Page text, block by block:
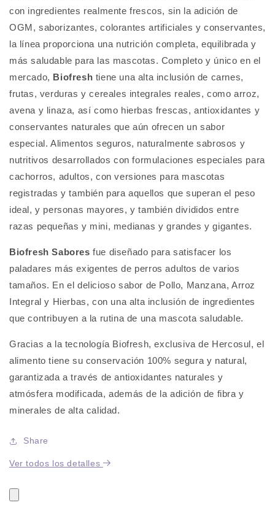
con ingredientes realmente frescos, sin la adición de
OGM, saborizantes, colorantes artificiales y conservantes,
la línea proporciona una nutrición completa, equilibrada y
más saludable para las mascotas. Completo y único en el
mercado, Biofresh tiene una alta inclusión de carnes,
frutas, verduras y cereales integrales reales, como arroz,
avena y linaza, así como hierbas frescas, antioxidantes y
conservantes naturales que aún ofrecen un sabor
especial. Alimentos seguros, naturalmente sabrosos y
nutritivos desarrollados con formulaciones especiales para
cachorros, adultos, con versiones para mascotas
registradas y también para aquellos que superan el peso
ideal, y personas mayores, y también divididos entre
razas pequeñas y mini, medianas y grandes y gigantes.
Biofresh Sabores fue diseñado para satisfacer los
paladares más exigentes de perros adultos de varios
tamaños. En el delicioso sabor de Pollo, Manzana, Arroz
Integral y Hierbas, con una alta inclusión de ingredientes
que contribuyen a la rutina de una mascota saludable.
Gracias a la tecnología Biofresh, exclusiva de Hercosul, el
alimento tiene su conservación 100% segura y natural,
garantizada a través de antioxidantes naturales y
atmósfera modificada, además de la adición de fibra y
minerales de alta calidad.
Share
Ver todos los detalles